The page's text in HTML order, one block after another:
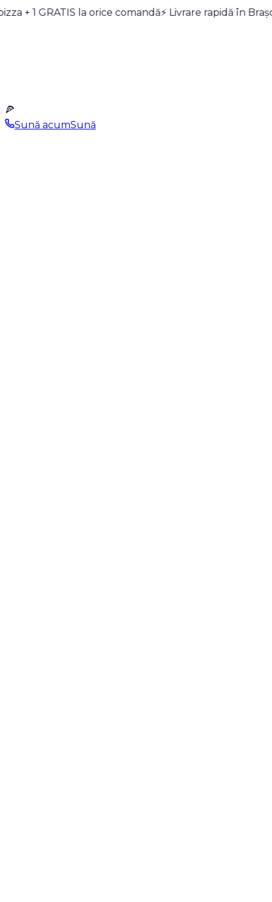
+ 1 GRATIS la orice comandă⚡ Livrare rapidă în
Meniu Pizza BuilderOferte Blue PointsDespre
🍕
Sună acumSună